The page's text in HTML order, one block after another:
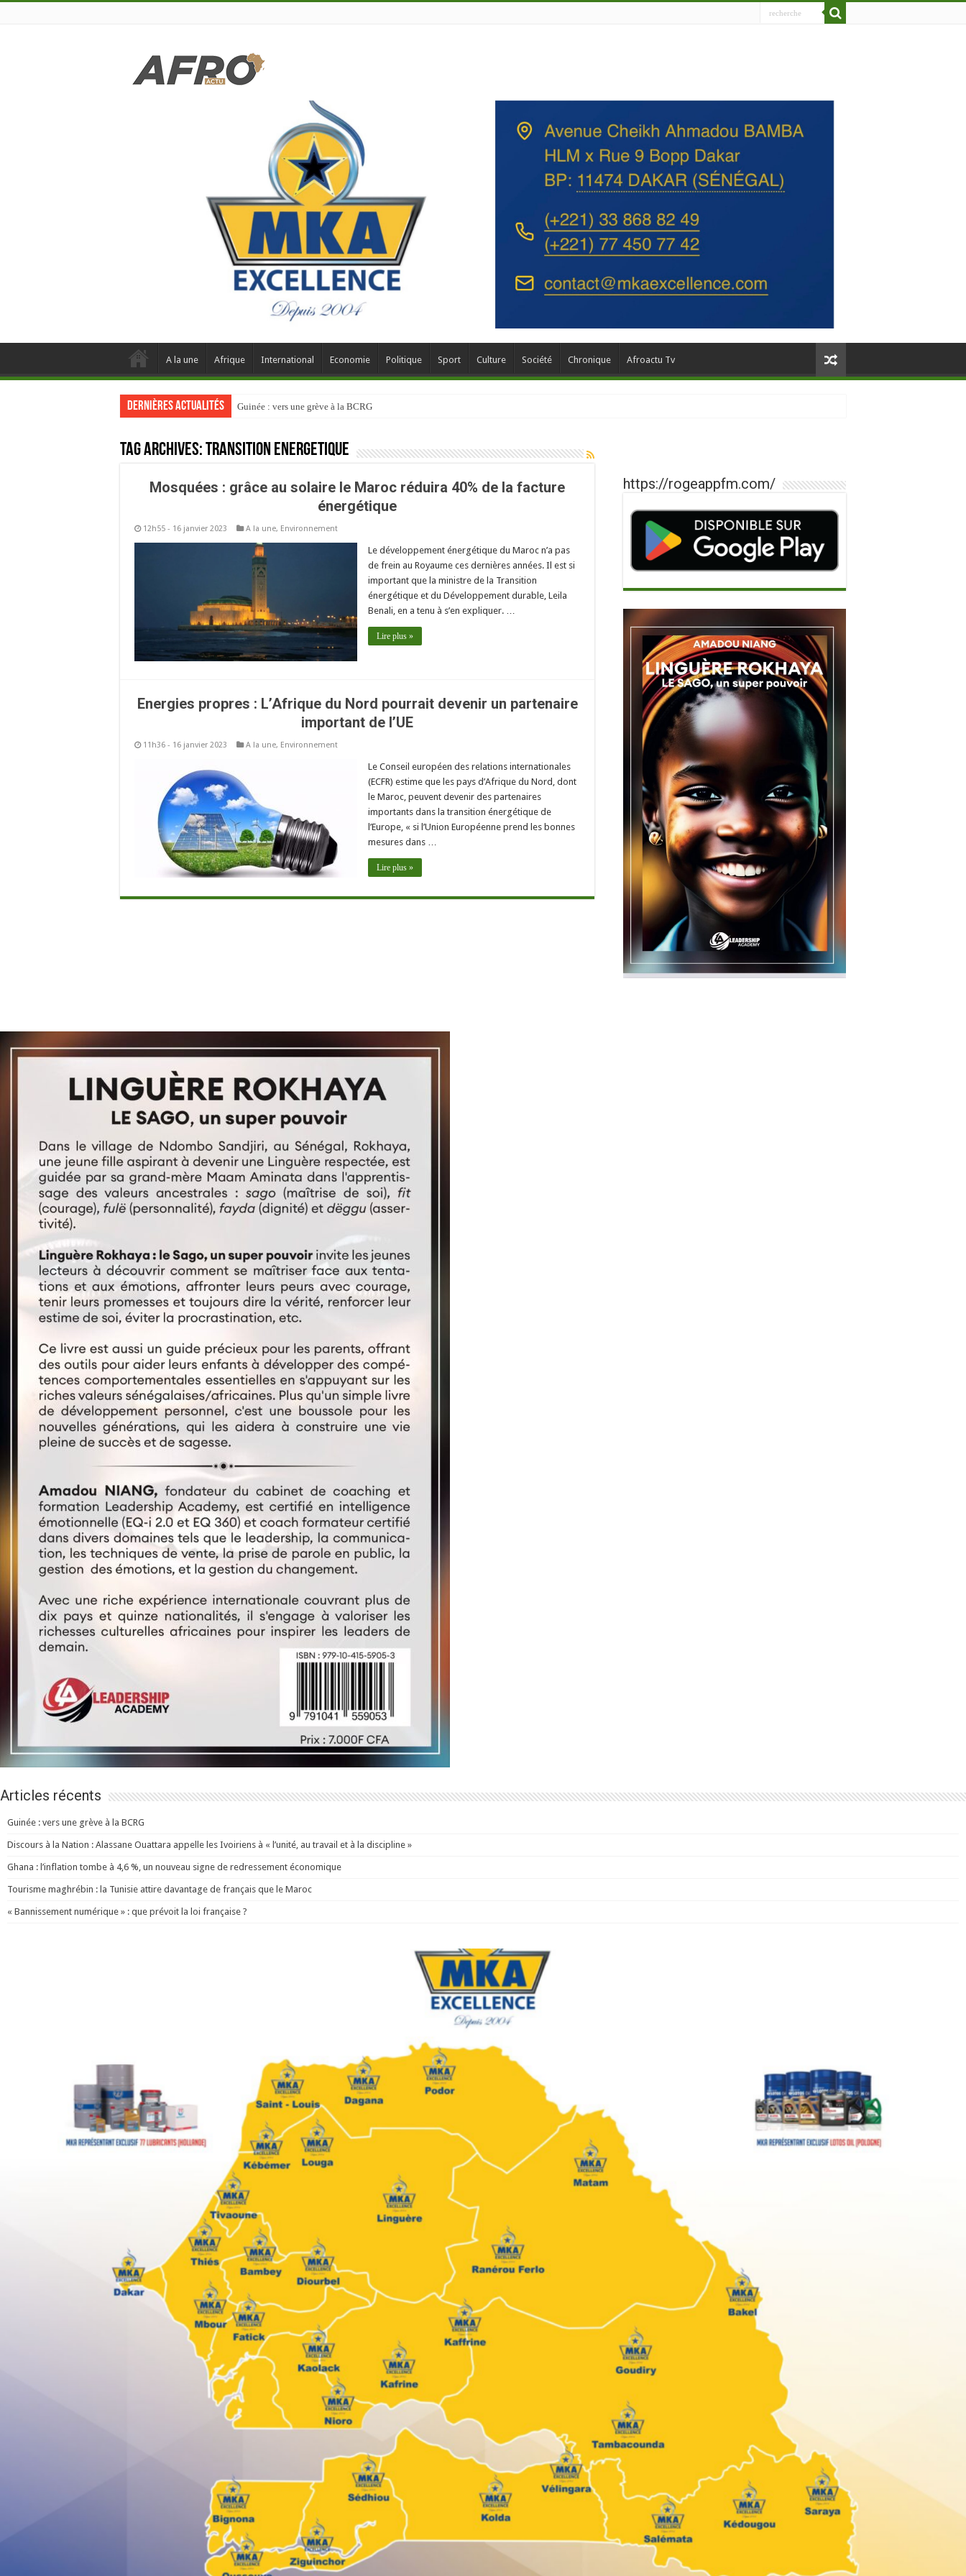
A la une Afrique International Economie Politique Sport Culture Société Chronique Afroactu Tv
Dernières actualités Guinée : vers une grève à la BCRG
Tag Archives:transition energetique
Mosquées : grâce au solaire le Maroc réduira 40% de la facture
énergétique
12h55 - 16 janvier 2023 A la une, Environnement
Le développement énergétique du Maroc n’a pas
de frein au Royaume ces dernières années. Il est si
important que la ministre de la Transition
énergétique et du Développement durable, Leila
Benali, en a tenu à s’en expliquer. …
Lire plus »
Energies propres : L’Afrique du Nord pourrait devenir un partenaire
important de l’UE
11h36 - 16 janvier 2023 A la une, Environnement
Le Conseil européen des relations internationales
(ECFR) estime que les pays d’Afrique du Nord, dont
le Maroc, peuvent devenir des partenaires
importants dans la transition énergétique de
l’Europe, « si l’Union Européenne prend les bonnes
mesures dans …
Lire plus »
https://rogeappfm.com/
Articles récents
Guinée : vers une grève à la BCRG
Discours à la Nation : Alassane Ouattara appelle les Ivoiriens à « l’unité, au travail et à la discipline »
Ghana : l’inflation tombe à 4,6 %, un nouveau signe de redressement économique
Tourisme maghrébin : la Tunisie attire davantage de français que le Maroc
« Bannissement numérique » : que prévoit la loi française ?